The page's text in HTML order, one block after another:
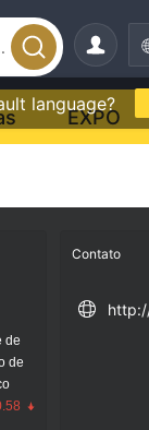
language?
EXPO
de
de
Contato